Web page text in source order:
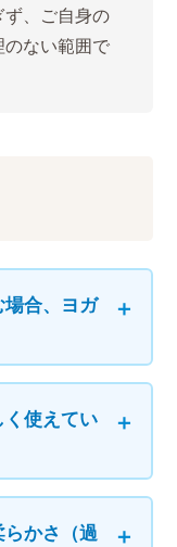
、ご自身の
ない範囲で
合、ヨガ
使えてい
かさ（過